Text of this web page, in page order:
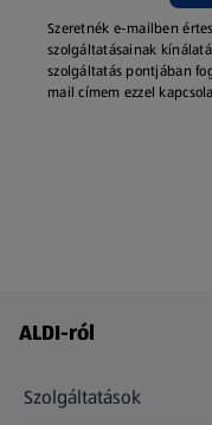
Szeretnék e-mailben
szolgáltatásainak
szolgáltatás pontjában
mail címem ezzel
Láblécmenü - további
ALDI-ról
Szolgáltatások